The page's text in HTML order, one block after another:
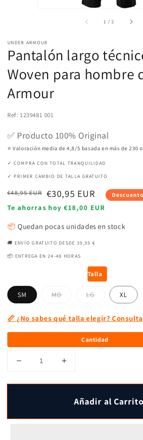
1 /de
2
UNDER ARMOUR
Pantalón largo
Woven para hombre
Armour
Ref: 1239481 001
✅ Producto 100% Original
⭐ Valoración media de 4,8/5 basada en más de 230
✓ COMPRA CON TOTAL TRANQUILIDAD
✓ PRIMER CAMBIO DE TALLA GRATUITO
Precio
habitual
€48,95 EUR
Precio
de
€30,95 EUR
Te ahorras hoy €18,00 EUR
📦 Quedan pocas unidades en stock
🚚 ENVÍO GRATUITO DESDE 39,95 €
📦 ENTREGA EN 24-48 HORAS
Talla
SM MD LG XL
📏 ¿No sabes qué talla elegir?
Cantidad
Reducir
para
Aumentar
para
Pantalón
largo
Añadir al Carrito